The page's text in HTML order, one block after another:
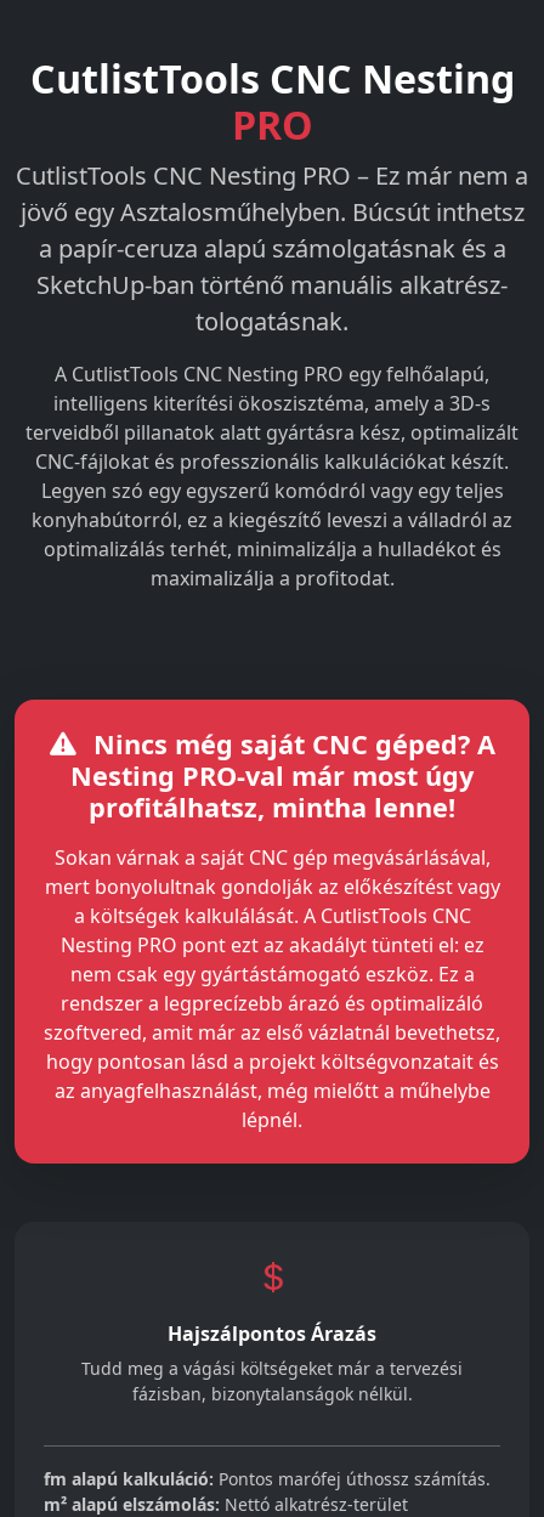
CutlistTools CNC Nesting
PRO
CutlistTools CNC Nesting PRO – Ez már nem a
jövő egy Asztalosműhelyben. Búcsút inthetsz
a papír-ceruza alapú számolgatásnak és a
SketchUp-ban történő manuális alkatrész-
tologatásnak.
A CutlistTools CNC Nesting PRO egy felhőalapú,
intelligens kiterítési ökoszisztéma, amely a 3D-s
terveidből pillanatok alatt gyártásra kész, optimalizált
CNC-fájlokat és professzionális kalkulációkat készít.
Legyen szó egy egyszerű komódról vagy egy teljes
konyhabútorról, ez a kiegészítő leveszi a válladról az
optimalizálás terhét, minimalizálja a hulladékot és
maximalizálja a profitodat.
Nincs még saját CNC géped? A
Nesting PRO-val már most úgy
profitálhatsz, mintha lenne!
Sokan várnak a saját CNC gép megvásárlásával,
mert bonyolultnak gondolják az előkészítést vagy
a költségek kalkulálását. A CutlistTools CNC
Nesting PRO pont ezt az akadályt tünteti el: ez
nem csak egy gyártástámogató eszköz. Ez a
rendszer a legprecízebb árazó és optimalizáló
szoftvered, amit már az első vázlatnál bevethetsz,
hogy pontosan lásd a projekt költségvonzatait és
az anyagfelhasználást, még mielőtt a műhelybe
lépnél.
Hajszálpontos Árazás
Tudd meg a vágási költségeket már a tervezési
fázisban, bizonytalanságok nélkül.
fm alapú kalkuláció: Pontos marófej úthossz számítás.
m² alapú elszámolás: Nettó alkatrész-terület